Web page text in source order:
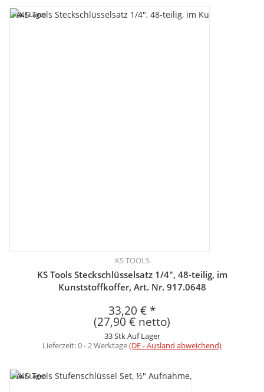
Auf Lager
KS TOOLS
KS Tools Steckschlüsselsatz 1/4", 48-teilig, im
Kunststoffkoffer, Art. Nr. 917.0648
33,20 € *
(27,90 € netto)
33 Stk Auf Lager
Lieferzeit:0 - 2 Werktage(DE - Ausland abweichend)
Auf Lager